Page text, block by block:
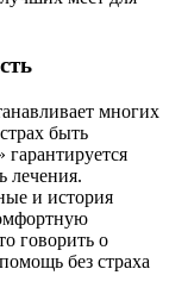
многих
быть
лечения.
и история
говорить о
без страха